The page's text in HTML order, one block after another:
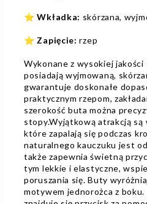
⭐Wkładka: skórzana,
⭐ Zapięcie: rzep
Wykonane z wysokiej
posiadają wyjmowaną,
gwarantuje doskonałe
praktycznym rzepom,
szerokość buta można
stopy.Wyjątkową atrakcją są
które zapalają się podczas
naturalnego kauczuku jest
także zapewnia świetną
tym lekkie i elastyczne,
poruszania się. Buty
motywem jednorożca z